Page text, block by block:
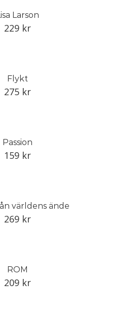
Larson
229 kr
Flykt
275 kr
Passion
159 kr
världens ände
269 kr
ROM
209 kr